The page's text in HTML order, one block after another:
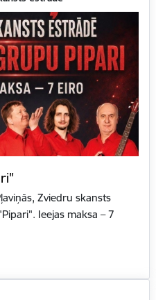
Zviedru skansts
Ieejas maksa – 7